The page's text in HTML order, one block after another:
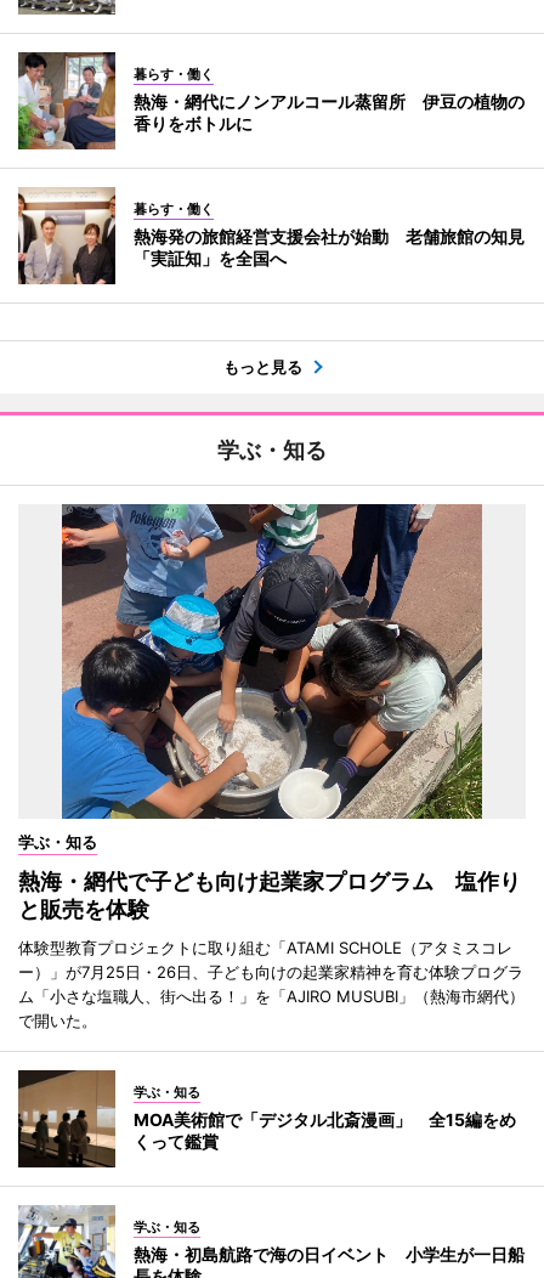
暮らす・働く
熱海・網代にノンアルコール蒸留所 伊豆の植物の
香りをボトルに
暮らす・働く
熱海発の旅館経営支援会社が始動 老舗旅館の知見
「実証知」を全国へ
もっと見る
学ぶ・知る
学ぶ・知る
熱海・網代で子ども向け起業家プログラム 塩作り
と販売を体験
体験型教育プロジェクトに取り組む「ATAMI SCHOLE（アタミスコレ
ー）」が7月25日・26日、子ども向けの起業家精神を育む体験プログラ
ム「小さな塩職人、街へ出る！」を「AJIRO MUSUBI」（熱海市網代）
で開いた。
学ぶ・知る
MOA美術館で「デジタル北斎漫画」 全15編をめ
くって鑑賞
学ぶ・知る
熱海・初島航路で海の日イベント 小学生が一日船